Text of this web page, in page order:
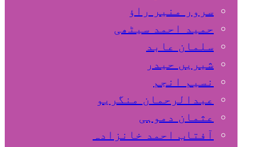
سرور منیر راؤ
حمید احمد سیٹھی
سلمان عابد
شیریں حیدر
نسیم انجم
عبدالرحمان منگریو
عثمان دموہی
آفتاب احمد خانزادہ